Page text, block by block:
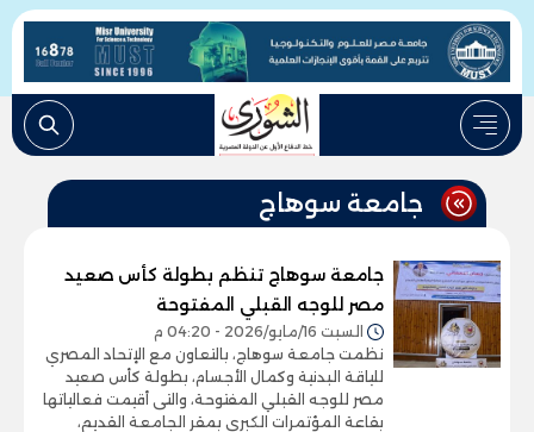
جامعة سوهاج
جامعة سوهاج تنظم بطولة كأس صعيد
مصر للوجه القبلي المفتوحة
السبت 16/مايو/2026 - 04:20 م
نظمت جامعة سوهاج، بالتعاون مع الإتحاد المصري
للياقة البدنية وكمال الأجسام، بطولة كأس صعيد
مصر للوجه القبلي المفتوحة، والتى أقيمت فعالياتها
بقاعة المؤتمرات الكبري بمقر الجامعة القديم،